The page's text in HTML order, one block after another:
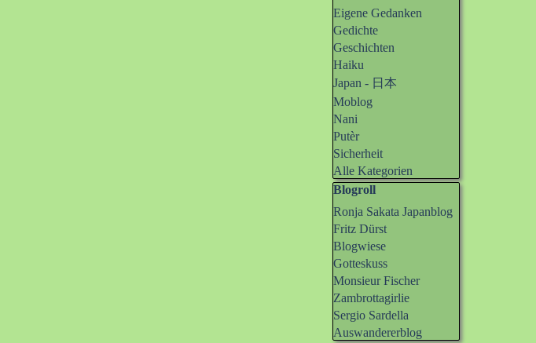
Eigene Gedanken
Gedichte
Geschichten
Haiku
Japan - 日本
Moblog
Nani
Putèr
Sicherheit
Alle Kategorien
Block überspringen Blogroll
Blogroll
Ronja Sakata Japanblog
Fritz Dürst
Blogwiese
Gotteskuss
Monsieur Fischer
Zambrottagirlie
Sergio Sardella
Auswandererblog